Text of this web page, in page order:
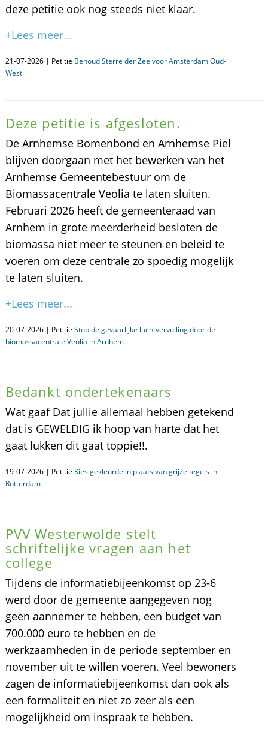
deze petitie ook nog steeds niet klaar.
+Lees meer...
21-07-2026 | Petitie Behoud Sterre der Zee voor Amsterdam Oud-
West
Deze petitie is afgesloten.
De Arnhemse Bomenbond en Arnhemse Piel
blijven doorgaan met het bewerken van het
Arnhemse Gemeentebestuur om de
Biomassacentrale Veolia te laten sluiten.
Februari 2026 heeft de gemeenteraad van
Arnhem in grote meerderheid besloten de
biomassa niet meer te steunen en beleid te
voeren om deze centrale zo spoedig mogelijk
te laten sluiten.
+Lees meer...
20-07-2026 | Petitie Stop de gevaarlijke luchtvervuiling door de
biomassacentrale Veolia in Arnhem
Bedankt ondertekenaars
Wat gaaf Dat jullie allemaal hebben getekend
dat is GEWELDIG ik hoop van harte dat het
gaat lukken dit gaat toppie!!.
19-07-2026 | Petitie Kies gekleurde in plaats van grijze tegels in
Rotterdam
PVV Westerwolde stelt
schriftelijke vragen aan het
college
Tijdens de informatiebijeenkomst op 23-6
werd door de gemeente aangegeven nog
geen aannemer te hebben, een budget van
700.000 euro te hebben en de
werkzaamheden in de periode september en
november uit te willen voeren. Veel bewoners
zagen de informatiebijeenkomst dan ook als
een formaliteit en niet zo zeer als een
mogelijkheid om inspraak te hebben.